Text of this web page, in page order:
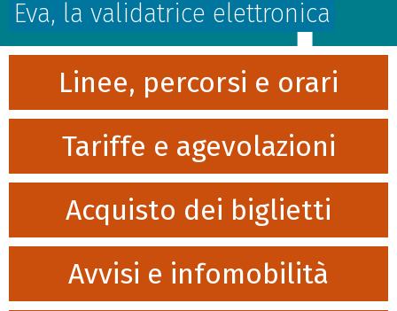
Eva, la validatrice elettronica
Linee, percorsi e orari
Tariffe e agevolazioni
Acquisto dei biglietti
Avvisi e infomobilità